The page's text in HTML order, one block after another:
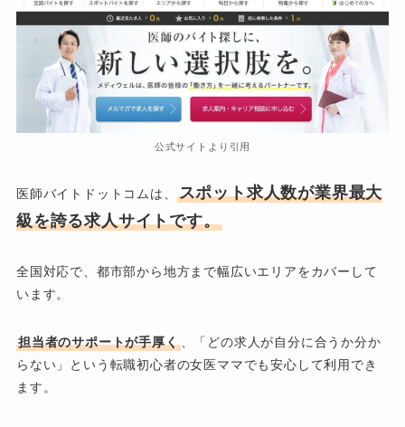
公式サイトより引用
医師バイトドットコムは、
スポット求人数が業界最大
級を誇る求人サイトです。
全国対応で、都市部から地方まで幅広いエリアをカバーして
います。
担当者のサポートが手厚く、「どの求人が自分に合うか分か
らない」という転職初心者の女医ママでも安心して利用でき
ます。